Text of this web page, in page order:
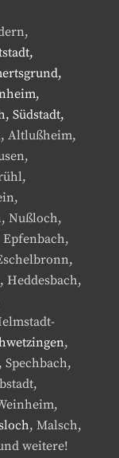
Südstadt,
, Altlußheim,
Nußloch,
Heddesbach,
,
, Malsch,
weitere!